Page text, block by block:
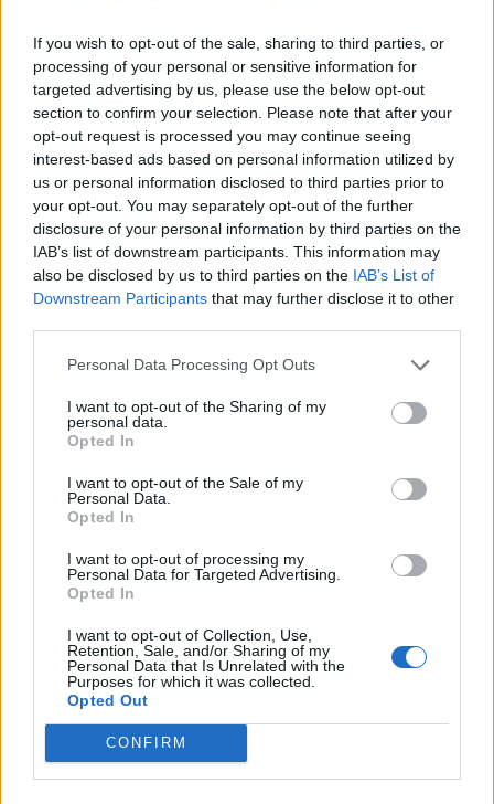
If you wish to opt-out of the sale, sharing to third parties, or
processing of your personal or sensitive information for
targeted advertising by us, please use the below opt-out
section to confirm your selection. Please note that after your
opt-out request is processed you may continue seeing
interest-based ads based on personal information utilized by
us or personal information disclosed to third parties prior to
your opt-out. You may separately opt-out of the further
disclosure of your personal information by third parties on the
IAB’s list of downstream participants. This information may
also be disclosed by us to third parties on the IAB’s List of
Downstream Participants that may further disclose it to other
Personal Data Processing Opt Outs
I want to opt-out of the Sharing of my
personal data.
Opted In
I want to opt-out of the Sale of my
Personal Data.
Opted In
I want to opt-out of processing my
Personal Data for Targeted Advertising.
Opted In
I want to opt-out of Collection, Use,
Retention, Sale, and/or Sharing of my
Personal Data that Is Unrelated with the
Purposes for which it was collected.
Opted Out
CONFIRM
STASERA ITALIA
Senaldi smaschera la
magistratura: "Non si concentra
sul fenomeno del caporalato"
22/06/2024
BRACCIANTE MORTO
La bomba di Mentana: il datore
di lavoro di Singh era indagato
da anni per caporalato
22/06/2024
IL CASO SATNAM SINGH
Feltri e l'amara verità sullo
"schiavo" morto
SATNAM SINGH
Il gesto del Viminale per la
vedova del bracciante morto a
Latina
21/06/2024